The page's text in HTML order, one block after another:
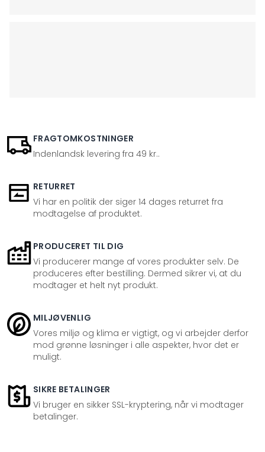
FRAGTOMKOSTNINGER
Indenlandsk levering fra 49 kr..
RETURRET
Vi har en politik der siger 14 dages returret fra
modtagelse af produktet.
PRODUCERET TIL DIG
Vi producerer mange af vores produkter selv. De
produceres efter bestilling. Dermed sikrer vi, at du
modtager et helt nyt produkt.
MILJØVENLIG
Vores miljø og klima er vigtigt, og vi arbejder derfor
mod grønne løsninger i alle aspekter, hvor det er
muligt.
SIKRE BETALINGER
Vi bruger en sikker SSL-kryptering, når vi modtager
betalinger.